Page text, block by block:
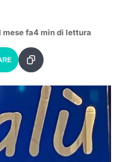
mese fa4 min di lettura